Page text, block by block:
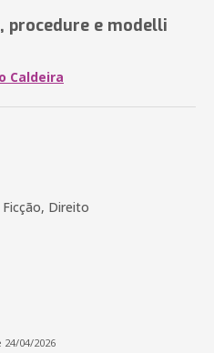
procedure e modelli
Caldeira
Direito
04/2026